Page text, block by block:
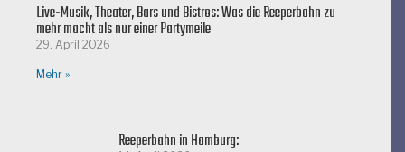
Live-Musik, Theater, Bars und Bistros: Was die Reeperbahn zu
mehr macht als nur einer Partymeile
29. April 2026
Mehr »
Reeperbahn in Hamburg: